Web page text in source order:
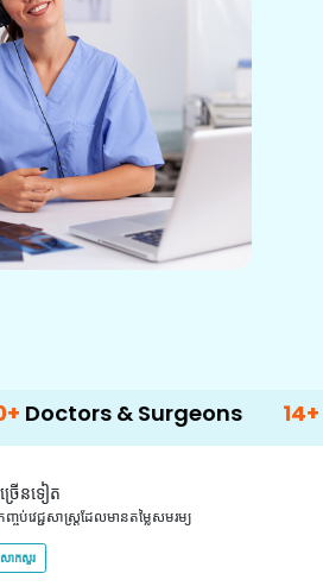
& Surgeons 14+
ច្រើនទៀត
ញ្ចប់វេជ្ជសាស្ត្រដែលមានតម្លៃសមរម្យ
សាកសួរ